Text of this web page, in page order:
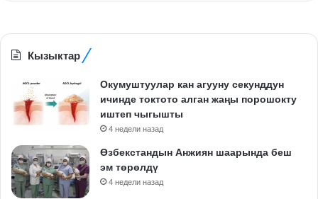
Кызыктар
Окумуштуулар кан агууну секунддун
ичинде токтото алган жаңы порошокту
иштеп чыгышты
4 недели назад
Өзбекстандын Анжиян шаарында беш
эм төрөлдү
4 недели назад